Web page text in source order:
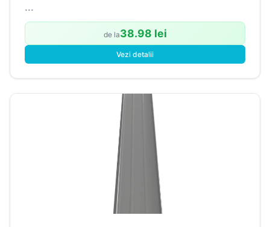
...
de la38.98 lei
Vezi detalii